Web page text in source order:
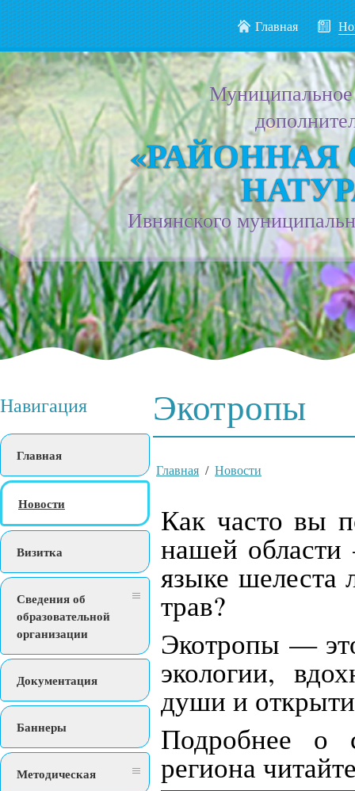
Главная
Ивнянского
Навигация
Главная
Новости
Визитка
Сведения об
образовательной
организации
Документация
Баннеры
Методическая
Экотропы
Главная / Новости
Как часто вы
нашей
языке шелеста
трав?
Экотропы —
экологии,
души и
Подробнее о
региона